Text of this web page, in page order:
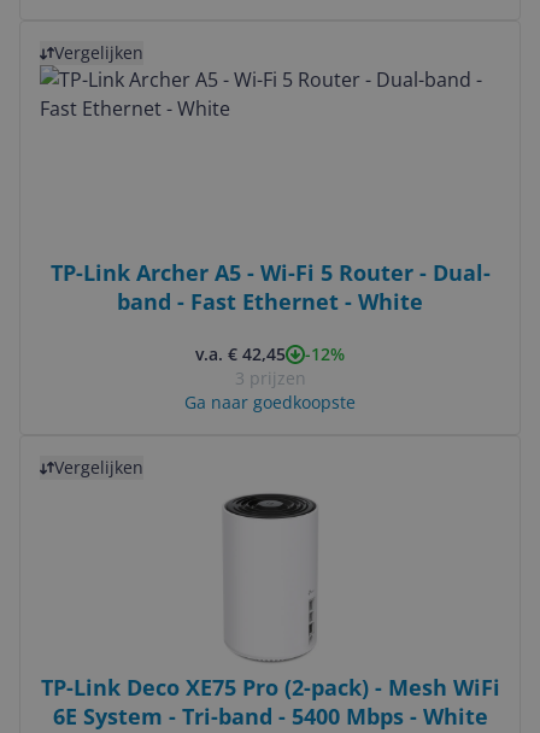
Vergelijken
TP-Link Archer A5 - Wi-Fi 5 Router - Dual-
band - Fast Ethernet - White
v.a. € 42,45
-12%
3 prijzen
Ga naar goedkoopste
Vergelijken
TP-Link Deco XE75 Pro (2-pack) - Mesh WiFi
6E System - Tri-band - 5400 Mbps - White